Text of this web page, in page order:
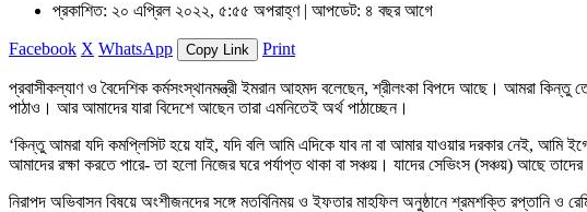
প্রকাশিত: ২০ এপ্রিল ২০২২, ৫:৫৫ অপরাহ্ণ | আপডেট: ৪ বছর আগে
Facebook X WhatsApp Copy Link Print
প্রবাসীকল্যাণ ও বৈদেশিক কর্মসংস্থানমন্ত্রী ইমরান আহমদ বলেছেন, শ্রীলংকা বিপদে আছে। আমরা কিন্তু
পাঠাও। আর আমাদের যারা বিদেশে আছেন তারা এমনিতেই অর্থ পাঠাচ্ছেন।
‘কিন্তু আমরা যদি কমপ্লিসিট হয়ে যাই, যদি বলি আমি এদিকে যাব না বা আমার যাওয়ার দরকার নেই, আমি
আমাদের রক্ষা করতে পারে- তা হলো নিজের ঘরে পর্যাপ্ত থাকা বা সঞ্চয়। যাদের সেভিংস (সঞ্চয়) আছে
নিরাপদ অভিবাসন বিষয়ে অংশীজনদের সঙ্গে মতবিনিময় ও ইফতার মাহফিল অনুষ্ঠানে শ্রমশক্তি রপ্তানি ও